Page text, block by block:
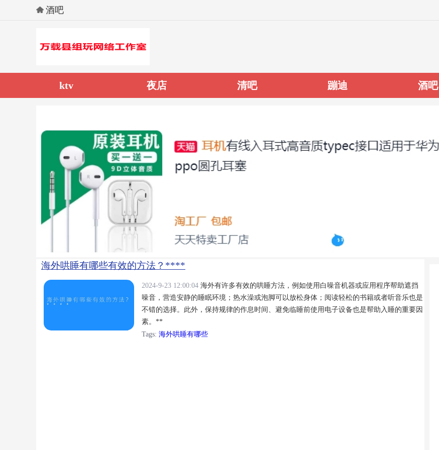
酒吧
ktv 夜店 清吧 蹦迪 酒吧
海外哄睡有哪些有效的方法？****
2024-9-23 12:00:04 海外有许多有效的哄睡方法，例如使用白噪音机器或应用程序帮助遮挡
噪音，营造安静的睡眠环境；热水澡或泡脚可以放松身体；阅读轻松的书籍或者听音乐也是
不错的选择。此外，保持规律的作息时间、避免临睡前使用电子设备也是帮助入睡的重要因
素。**
Tags: 海外哄睡有哪些